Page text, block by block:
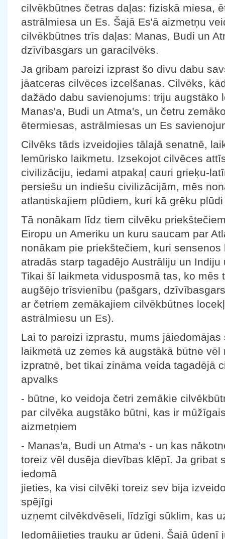
cilvēkbūtnes četras daļas: fiziskā miesa,
astrālmiesa un Es. Šajā Es'ā aizmetņu
cilvēkbūtnes trīs daļas: Manas, Budi un
dzīvībasgars un garacilvēks.
Ja gribam pareizi izprast šo divu dabu
jāatceras cilvēces izcelšanas. Cilvēks,
dažādo dabu savienojums: triju augstāko
Manas'a, Budi un Atma's, un četru
ētermiesas, astrālmiesas un Es
Cilvēks tāds izveidojies tālajā senatnē,
lemūrisko laikmetu. Izsekojot cilvēces
civilizāciju, iedami atpakaļ cauri grieķu-
persiešu un indiešu civilizācijām, mēs
atlantiskajiem plūdiem, kuri kā grēku
Tā nonākam līdz tiem cilvēku
Eiropu un Ameriku un kuru saucam par
nonākam pie priekštečiem, kuri
atradās starp tagadējo Austrāliju un
Tikai šī laikmeta vidusposmā tas, ko mēs
augšējo trīsvienību (pašgars,
ar četriem zemākajiem cilvēkbūtnes
astrālmiesu un Es).
Lai to pareizi izprastu, mums
laikmetā uz zemes kā augstākā būtne
izpratnē, bet tikai zināma veida tagadējā
apvalks
- būtne, ko veidoja četri zemākie
par cilvēka augstāko būtni, kas ir
aizmetņiem
- Manas'a, Budi un Atma's - un kas
toreiz vēl dusēja dievības klēpī. Ja gribat
iedomā
jieties, ka visi cilvēki toreiz sev bija
spējīgi
uzņemt cilvēkdvēseli, līdzīgi sūklim, kas
Iedomājieties trauku ar ūdeni. Šajā ūdenī